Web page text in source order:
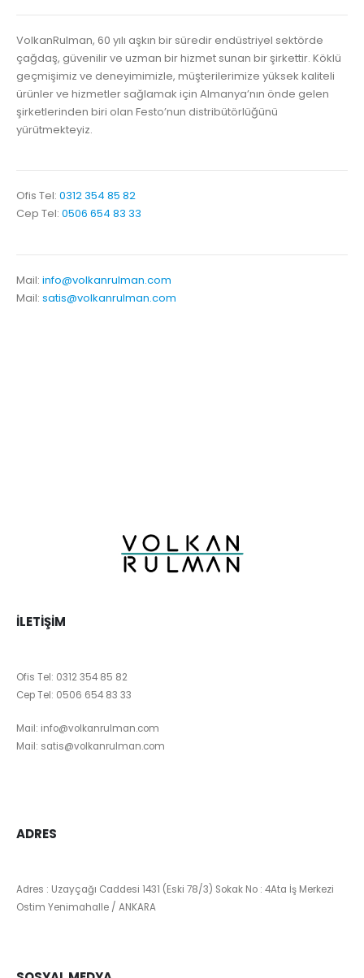
VolkanRulman, 60 yılı aşkın bir süredir endüstriyel sektörde
çağdaş, güvenilir ve uzman bir hizmet sunan bir şirkettir. Köklü
geçmişimiz ve deneyimimizle, müşterilerimize yüksek kaliteli
ürünler ve hizmetler sağlamak için Almanya’nın önde gelen
şirketlerinden biri olan Festo’nun distribütörlüğünü
yürütmekteyiz.
Ofis Tel: 0312 354 85 82
Cep Tel: 0506 654 83 33
Mail: info@volkanrulman.com
Mail: satis@volkanrulman.com
İLETIŞIM
Ofis Tel: 0312 354 85 82
Cep Tel: 0506 654 83 33
Mail: info@volkanrulman.com
Mail: satis@volkanrulman.com
ADRES
Adres : Uzayçağı Caddesi 1431 (Eski 78/3) Sokak No : 4Ata İş Merkezi
Ostim Yenimahalle / ANKARA